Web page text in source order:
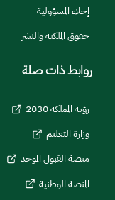
إخلاء المسؤولية
حقوق الملكية والنشر
روابط ذات صلة
رؤية المملكة 2030
وزارة التعليم
منصة القبول الموحد
المنصة الوطنية